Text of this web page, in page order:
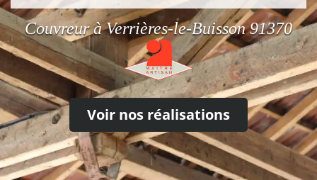
Couvreur à Verrières-le-Buisson 91370
Voir nos réalisations